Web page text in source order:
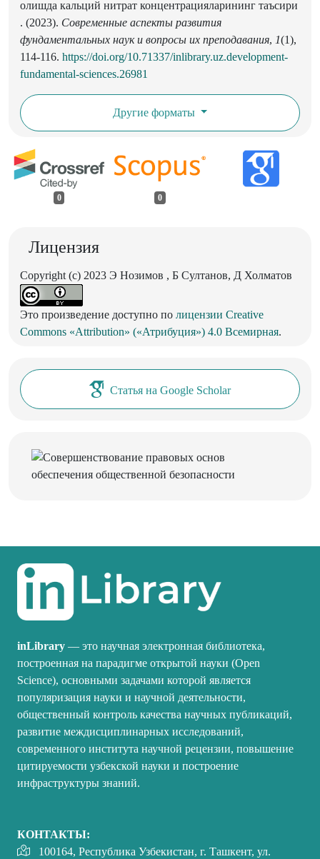
олишда кальций нитрат концентрацияларининг таъсири
. (2023). Современные аспекты развития
фундаментальных наук и вопросы их преподавания, 1(1),
114-116. https://doi.org/10.71337/inlibrary.uz.development-
fundamental-sciences.26981
Другие форматы
0 0
Лицензия
Copyright (c) 2023 Э Нозимов , Б Султанов, Д Холматов
Это произведение доступно по лицензии Creative
Commons «Attribution» («Атрибуция») 4.0 Всемирная.
Статья на Google Scholar
inLibrary — это научная электронная библиотека,
построенная на парадигме открытой науки (Open
Science), основными задачами которой является
популяризация науки и научной деятельности,
общественный контроль качества научных публикаций,
развитие междисциплинарных исследований,
современного института научной рецензии, повышение
цитируемости узбекской науки и построение
инфраструктуры знаний.
КОНТАКТЫ:
100164, Республика Узбекистан, г. Ташкент, ул.